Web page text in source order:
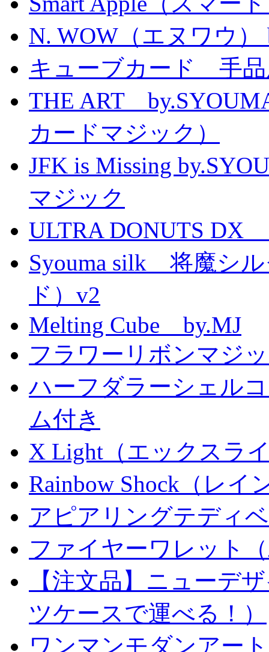
N. WOW（エヌワウ）
キューブカード 手
THE ART
カードマジック）
JFK is Missing
マジック
ULTRA DONUTS DX
Syouma silk 将魔シ
ド）v2
Melting Cube by.MJ
フラワーリボンマジ
ハーフダラーシェル
ム付き
X Light（エックスラ
Rainbow Shock（レイ
アピアリングテディ
ファイヤーワレット
【注文品】ニューデ
ツケースで運べる！）
ワンマンモダンアート